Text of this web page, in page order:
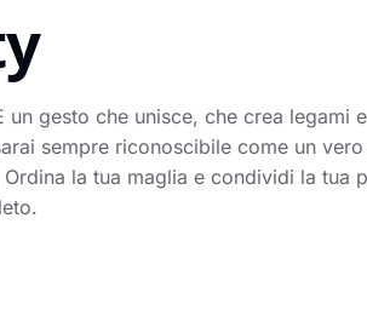
gesto che unisce, che crea legami
sempre riconoscibile come un
la tua maglia e condividi la tua